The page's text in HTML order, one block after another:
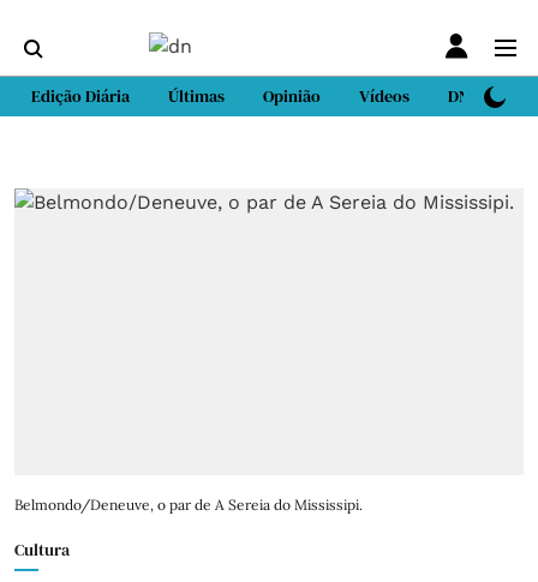
Edição Diária Últimas Opinião Vídeos DN Sport
Belmondo/Deneuve, o par de A Sereia do Mississipi.
Cultura